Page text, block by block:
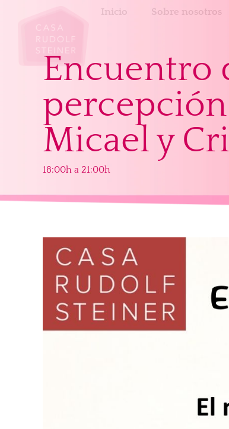
Inicio Sobre nosotros
Encuentro
Micael y
18:00h a 21:00h